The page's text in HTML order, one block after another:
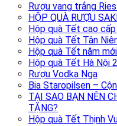
Rượu vang trắng
HỘP QUÀ RƯỢU
Hộp quà Tết cao
Hộp quà Tết Tân
Hộp quà Tết năm
Hộp quà Tết Hà Nội
Rượu Vodka Nga
Bia Staropilsen –
TẠI SAO BẠN NÊN
TẶNG?
Hộp quà Tết Thịnh